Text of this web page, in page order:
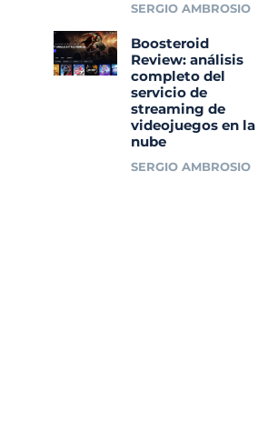
SERGIO AMBROSIO
Boosteroid
Review: análisis
completo del
servicio de
streaming de
videojuegos en la
nube
SERGIO AMBROSIO